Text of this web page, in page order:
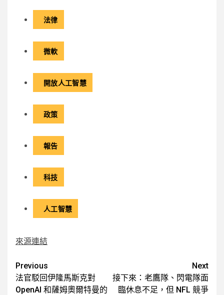
法律
微軟
開放人工智慧
政策
報告
科技
人工智慧
來源連結
Post
navigation
Previous
法官駁回伊隆馬斯克對
OpenAI 和薩姆奧爾特曼的
Next
接下來：老鷹隊、閃電隊面
臨休息不足，但 NFL 競爭